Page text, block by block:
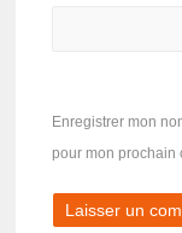
Enregistrer mon
pour mon prochain